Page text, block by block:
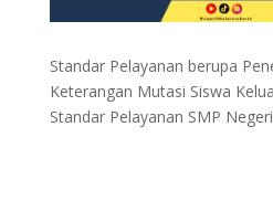
Standar Pelayanan berupa
Keterangan Mutasi Siswa
Standar Pelayanan SMP